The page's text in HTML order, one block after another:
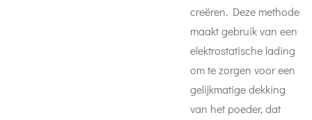
creëren. Deze methode
maakt gebruik van een
elektrostatische lading
om te zorgen voor een
gelijkmatige dekking
van het poeder, dat